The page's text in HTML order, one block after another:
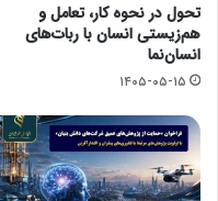
تحول در نحوه کار، تعامل و
هم‌زیستی انسان با ربات‌های
انسان‌نما
۱۴۰۵-۰۵-۱۵